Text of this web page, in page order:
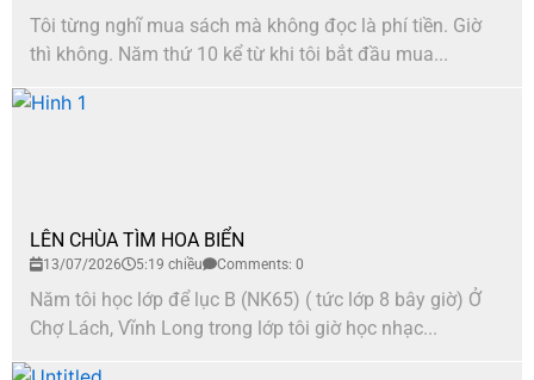
Tôi từng nghĩ mua sách mà không đọc là phí tiền. Giờ
thì không. Năm thứ 10 kể từ khi tôi bắt đầu mua...
LÊN CHÙA TÌM HOA BIỂN
13/07/2026 5:19 chiều Comments: 0
Năm tôi học lớp để lục B (NK65) ( tức lớp 8 bây giờ) Ở
Chợ Lách, Vĩnh Long trong lớp tôi giờ học nhạc...